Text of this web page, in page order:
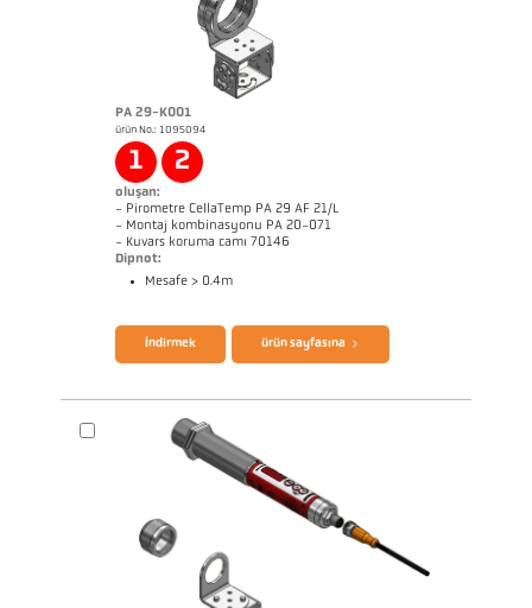
Uygunluk beyanı Declaration itibaren
Conformity PT1xx
Uygunluk beyanı Declaration itibaren
Conformity PV11
PA 29-K001
ürün No.: 1095094
1 2
oluşan:
- Pirometre CellaTemp PA 29 AF 21/L
- Montaj kombinasyonu PA 20-071
- Kuvars koruma camı 70146
Dipnot:
Mesafe > 0.4m
İndirmek ürün sayfasına